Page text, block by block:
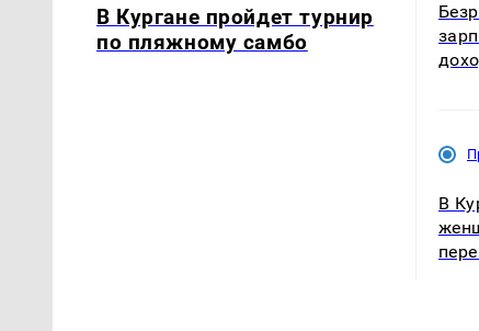
В Кургане пройдет турнир
по пляжному самбо
В